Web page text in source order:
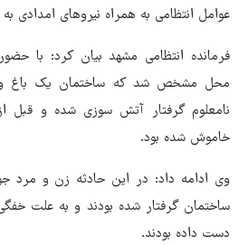
عوامل انتظامی به همراه نیروهای امدادی
فرمانده انتظامی مشهد بیان کرد: با
محل مشخص شد که ساختمان یک باغ
نامعلوم گرفتار آتش سوزی شده و قبل
خاموش شده بود.
وی ادامه داد: در این حادثه زن و مرد
ساختمان گرفتار شده بودند و به علت
دست داده بودند.